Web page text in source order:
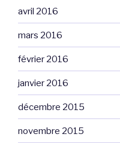
avril 2016
mars 2016
février 2016
janvier 2016
décembre 2015
novembre 2015